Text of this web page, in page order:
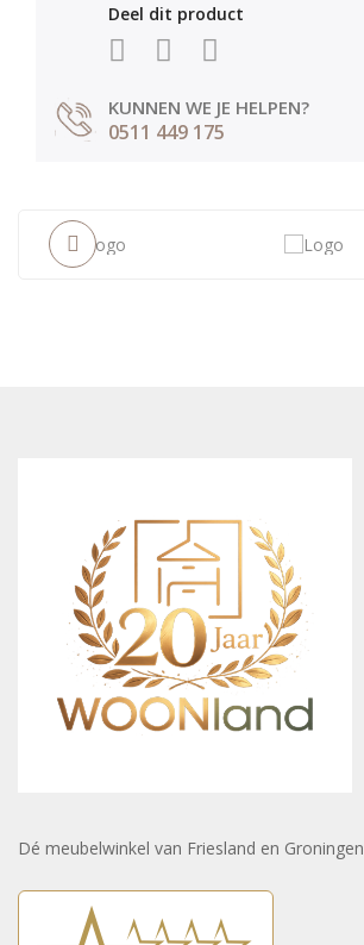
Deel dit product
KUNNEN WE JE HELPEN?
0511 449 175
Dé meubelwinkel van Friesland en Groningen